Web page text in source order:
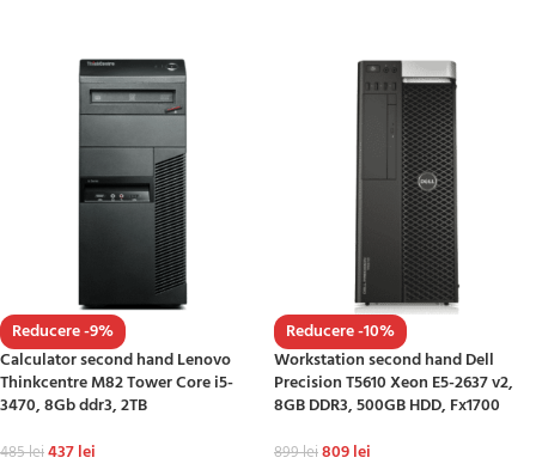
Reducere -9%
Calculator second hand Lenovo
Thinkcentre M82 Tower Core i5-
3470, 8Gb ddr3, 2TB
485lei437lei
Reducere -10%
Workstation second hand Dell
Precision T5610 Xeon E5-2637 v2,
8GB DDR3, 500GB HDD, Fx1700
899lei809lei